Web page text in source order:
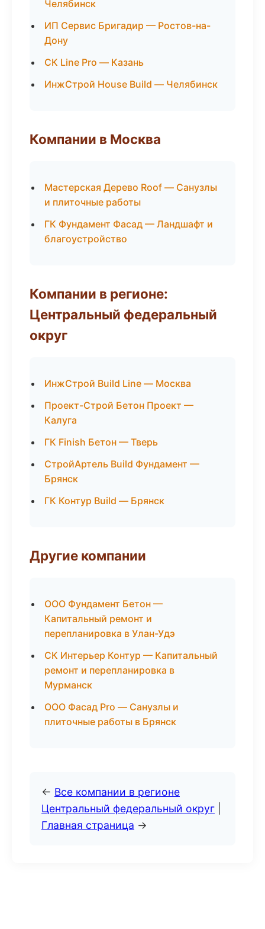
Челябинск
ИП Сервис Бригадир — Ростов-на-
Дону
СК Line Pro — Казань
ИнжСтрой House Build — Челябинск
Компании в Москва
Мастерская Дерево Roof — Санузлы
и плиточные работы
ГК Фундамент Фасад — Ландшафт и
благоустройство
Компании в регионе:
Центральный федеральный
округ
ИнжСтрой Build Line — Москва
Проект-Строй Бетон Проект —
Калуга
ГК Finish Бетон — Тверь
СтройАртель Build Фундамент —
Брянск
ГК Контур Build — Брянск
Другие компании
ООО Фундамент Бетон —
Капитальный ремонт и
перепланировка в Улан-Удэ
СК Интерьер Контур — Капитальный
ремонт и перепланировка в
Мурманск
ООО Фасад Pro — Санузлы и
плиточные работы в Брянск
← Все компании в регионе
Центральный федеральный округ
Главная страница →